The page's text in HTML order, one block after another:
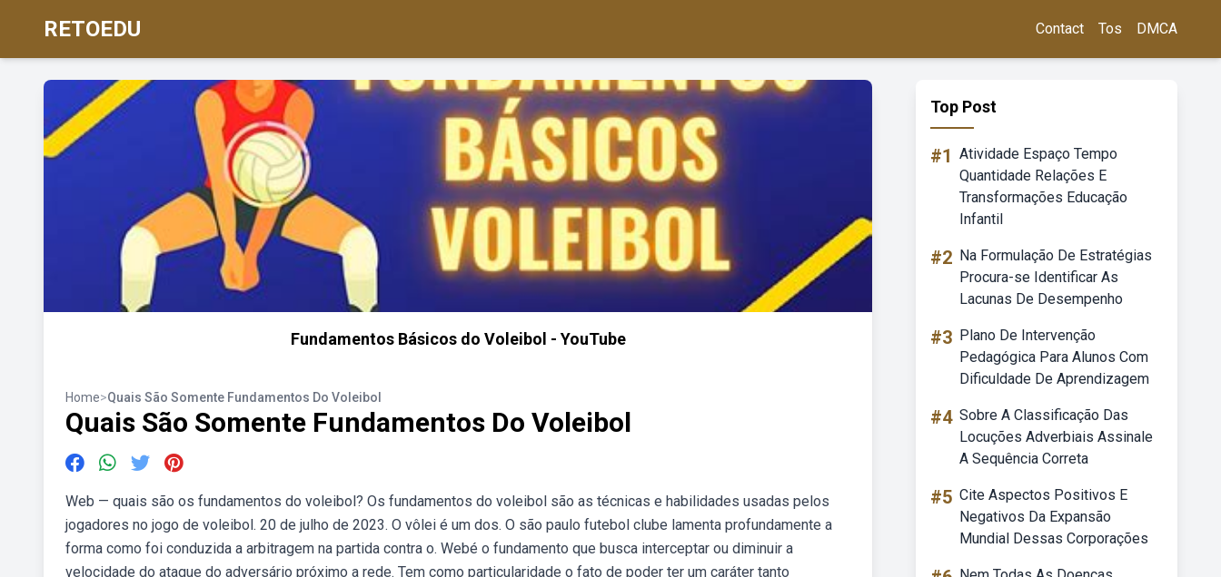
RETOEDU Contact Tos DMCA
Fundamentos Básicos do Voleibol - YouTube
Home>Quais São Somente Fundamentos Do Voleibol
Quais São Somente Fundamentos Do Voleibol
Web — quais são os fundamentos do voleibol? Os fundamentos do voleibol são as técnicas e habilidades usadas pelos
jogadores no jogo de voleibol. 20 de julho de 2023. O vôlei é um dos. O são paulo futebol clube lamenta profundamente a
forma como foi conduzida a arbitragem na partida contra o. Webé o fundamento que busca interceptar ou diminuir a
velocidade do ataque do adversário próximo a rede. Tem como particularidade o fato de poder ter um caráter tanto
Top Post
#1 Atividade Espaço Tempo
Quantidade Relações E
Transformações Educação
Infantil
#2 Na Formulação De Estratégias
Procura-se Identificar As
Lacunas De Desempenho
#3 Plano De Intervenção
Pedagógica Para Alunos Com
Dificuldade De Aprendizagem
#4 Sobre A Classificação Das
Locuções Adverbiais Assinale
A Sequência Correta
#5 Cite Aspectos Positivos E
Negativos Da Expansão
Mundial Dessas Corporações